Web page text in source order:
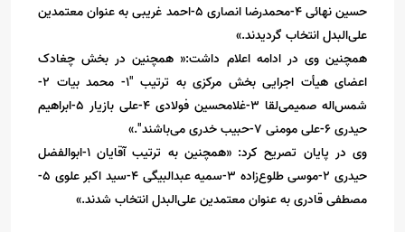
حسین نهائی ۴-محمدرضا انصاری ۵-احمد غریبی به عنوان معتمدین
علی‌البدل انتخاب گردیدند.»
همچنین وی در ادامه اعلام داشت:« همچنین در بخش چغادک
اعضای هیأت اجرایی بخش مرکزی به ترتیب "۱- محمد بیات ۲-
شمس‌اله صمیمی‌لقا ۳-غلامحسین فولادی ۴-علی بازیار ۵-ابراهیم
حیدری ۶-علی مومنی ۷-حبیب خدری می‌‌باشند".»
وی در پایان تصریح کرد: «همچنین به ترتیب آقایان ۱-ابوالفضل
حیدری ۲-موسی طلوع‌زاده ۳-سمیه عبدالبیگی ۴-سید اکبر علوی ۵-
مصطفی قادری به عنوان معتمدین علی‌البدل انتخاب شدند.»